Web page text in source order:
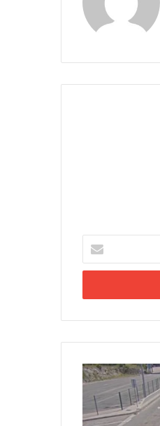
e
i
E
a
i
a
D
r
a